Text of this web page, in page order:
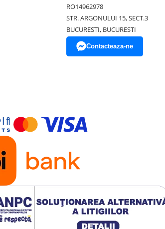
RO14962978
STR. ARGONULUI 15, SECT.3
BUCURESTI, BUCURESTI
Contacteaza-ne